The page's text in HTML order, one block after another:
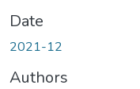
Date
2021-12
Authors